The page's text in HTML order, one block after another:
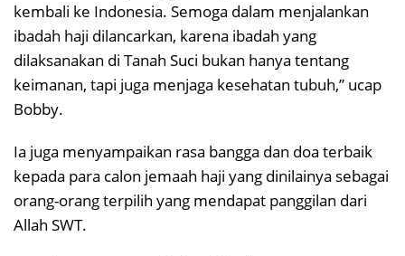
kembali ke Indonesia. Semoga dalam menjalankan
ibadah haji dilancarkan, karena ibadah yang
dilaksanakan di Tanah Suci bukan hanya tentang
keimanan, tapi juga menjaga kesehatan tubuh,” ucap
Bobby.
Ia juga menyampaikan rasa bangga dan doa terbaik
kepada para calon jemaah haji yang dinilainya sebagai
orang-orang terpilih yang mendapat panggilan dari
Allah SWT.